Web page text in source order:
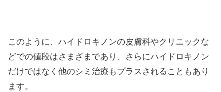
このように、ハイドロキノンの皮膚科やクリニックな
どでの値段はさまざまであり、さらにハイドロキノン
だけではなく他のシミ治療もプラスされることもあり
ます。